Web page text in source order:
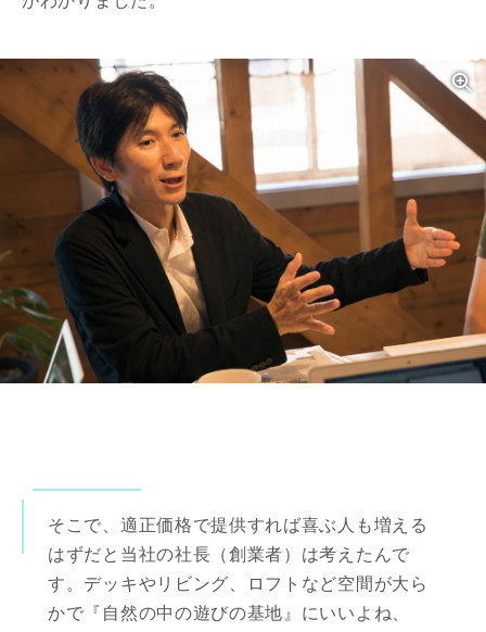
そこで、適正価格で提供すれば喜ぶ人も増える
はずだと当社の社長（創業者）は考えたんで
す。デッキやリビング、ロフトなど空間が大ら
かで『自然の中の遊びの基地』にいいよね、